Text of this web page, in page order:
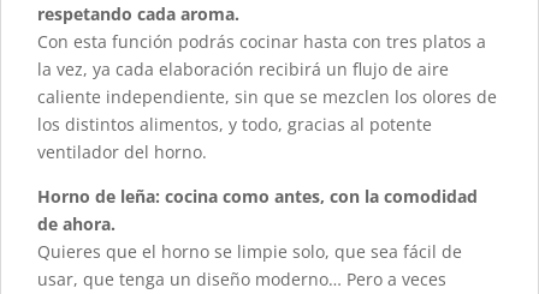
respetando cada aroma.
Con esta función podrás cocinar hasta con tres platos a
la vez, ya cada elaboración recibirá un flujo de aire
caliente independiente, sin que se mezclen los olores de
los distintos alimentos, y todo, gracias al potente
ventilador del horno.
Horno de leña: cocina como antes, con la comodidad
de ahora.
Quieres que el horno se limpie solo, que sea fácil de
usar, que tenga un diseño moderno… Pero a veces